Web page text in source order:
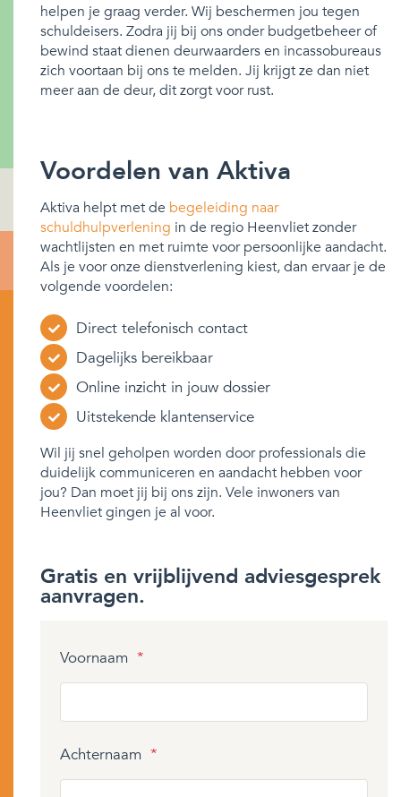
helpen je graag verder. Wij beschermen jou tegen
schuldeisers. Zodra jij bij ons onder budgetbeheer of
bewind staat dienen deurwaarders en incassobureaus
zich voortaan bij ons te melden. Jij krijgt ze dan niet
meer aan de deur, dit zorgt voor rust.
Voordelen van Aktiva
Aktiva helpt met de begeleiding naar
schuldhulpverlening in de regio Heenvliet zonder
wachtlijsten en met ruimte voor persoonlijke aandacht.
Als je voor onze dienstverlening kiest, dan ervaar je de
volgende voordelen:
Direct telefonisch contact
Dagelijks bereikbaar
Online inzicht in jouw dossier
Uitstekende klantenservice
Wil jij snel geholpen worden door professionals die
duidelijk communiceren en aandacht hebben voor
jou? Dan moet jij bij ons zijn. Vele inwoners van
Heenvliet gingen je al voor.
Gratis en vrijblijvend adviesgesprek
aanvragen.
Voornaam *
Achternaam *